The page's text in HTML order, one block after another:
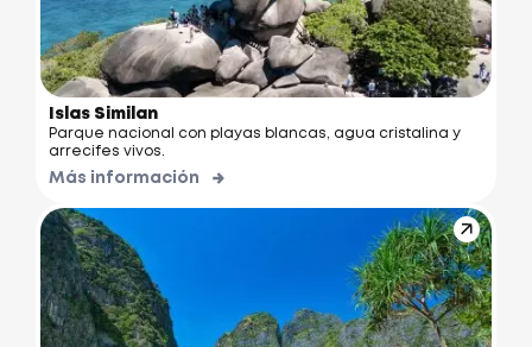
Islas Similan
Parque nacional con playas blancas, agua cristalina y
arrecifes vivos.
Más información